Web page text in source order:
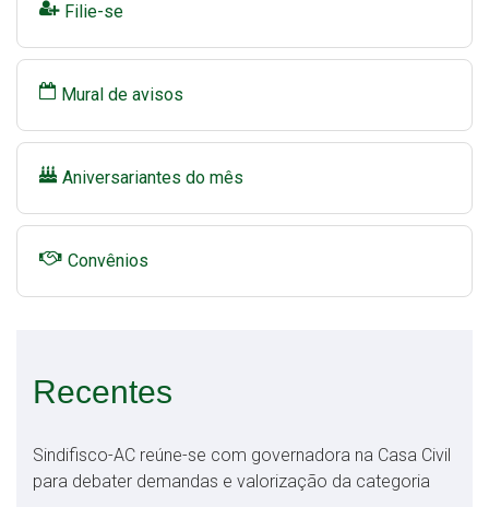
Filie-se
Mural de avisos
Aniversariantes do mês
Convênios
Recentes
Sindifisco-AC reúne-se com governadora na Casa Civil
para debater demandas e valorização da categoria